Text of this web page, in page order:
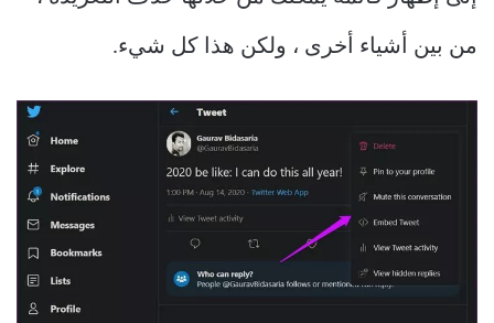
من بين أشياء أخرى ، ولكن هذا كل شيء.